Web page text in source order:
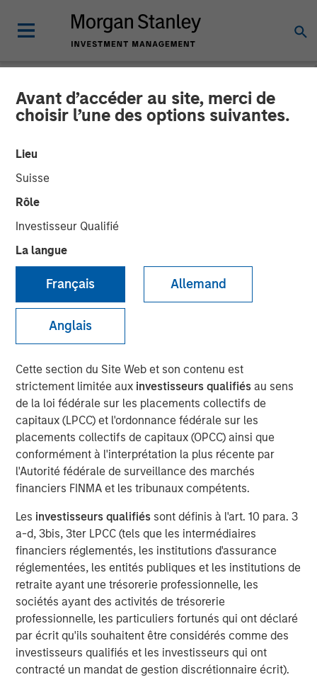
Avant d’accéder au site, merci de
choisir l’une des options suivantes.
Lieu
Suisse
Rôle
Investisseur Qualifié
La langue
Français Allemand
Anglais
Cette section du Site Web et son contenu est
strictement limitée aux investisseurs qualifiésau sens
de la loi fédérale sur les placements collectifs de
capitaux (LPCC) et l'ordonnance fédérale sur les
placements collectifs de capitaux (OPCC) ainsi que
conformément à l'interprétation la plus récente par
l'Autorité fédérale de surveillance des marchés
financiers FINMA et les tribunaux compétents.
Les investisseurs qualifiés sont définis à l'art. 10 para. 3
a-d, 3bis, 3ter LPCC (tels que les intermédiaires
financiers réglementés, les institutions d'assurance
réglementées, les entités publiques et les institutions de
retraite ayant une trésorerie professionnelle, les
sociétés ayant des activités de trésorerie
professionnelle, les particuliers fortunés qui ont déclaré
par écrit qu'ils souhaitent être considérés comme des
investisseurs qualifiés et les investisseurs qui ont
contracté un mandat de gestion discrétionnaire écrit).
TALES FROM THE EMERGING WORLD INSIGHTS
Video: Vietnam Unleashes
the Private Sector
Play
Video
Faced with tariffs from its biggest trading partner,
Vietnam is undergoing a quiet revolution promoting the
private sector as the engine of economic growth,
reducing the size of the bureaucracy and initiating
massive infrastructure projects.
Download “Vietnam Unleashes the Private
Sector”
Équipe Actions Marchés Émergents
The Emerging Markets Equity team combines deep